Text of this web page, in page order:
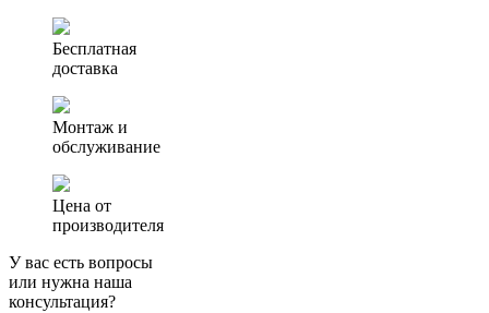
канализация)
Бесплатная
доставка
Монтаж и
обслуживание
Цена от
производителя
У вас есть вопросы
или нужна наша
консультация?